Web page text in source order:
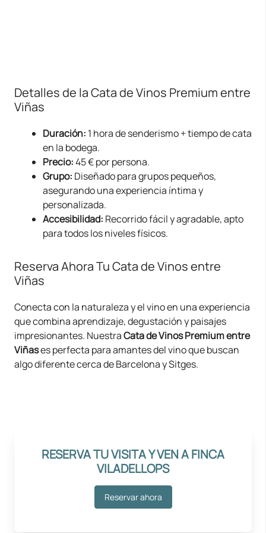
Detalles de la Cata de Vinos Premium entre
Viñas
Duración: 1 hora de senderismo + tiempo de cata
en la bodega.
Precio:45 € por persona.
Grupo: Diseñado para grupos pequeños,
asegurando una experiencia íntima y
personalizada.
Accesibilidad: Recorrido fácil y agradable, apto
para todos los niveles físicos.
Reserva Ahora Tu Cata de Vinos entre
Viñas
Conecta con la naturaleza y el vino en una experiencia
que combina aprendizaje, degustación y paisajes
impresionantes. NuestraCata de Vinos Premium entre
Viñases perfecta para amantes del vino que buscan
algo diferente cerca de Barcelona y Sitges.
RESERVA TU VISITA Y VEN A FINCA
VILADELLOPS
Reservar ahora